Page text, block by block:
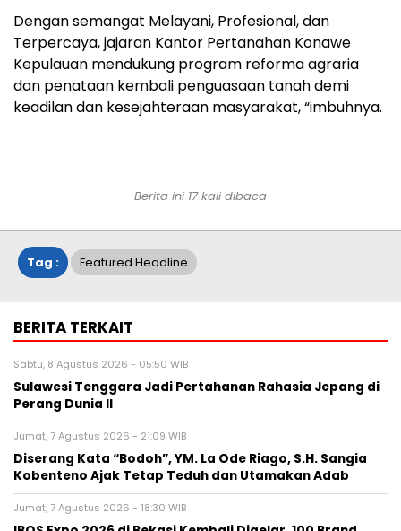
Dengan semangat Melayani, Profesional, dan
Terpercaya, jajaran Kantor Pertanahan Konawe
Kepulauan mendukung program reforma agraria
dan penataan kembali penguasaan tanah demi
keadilan dan kesejahteraan masyarakat, “imbuhnya.
Berita ini 17 kali dibaca
Tag : Featured Headline
BERITA TERKAIT
Sabtu, 8 Agustus 2026 - 05:50 WIB
Sulawesi Tenggara Jadi Pertahanan Rahasia Jepang di
Perang Dunia II
Jumat, 7 Agustus 2026 - 21:09 WIB
Diserang Kata “Bodoh”, YM. La Ode Riago, S.H. Sangia
Kobenteno Ajak Tetap Teduh dan Utamakan Adab
Jumat, 7 Agustus 2026 - 18:30 WIB